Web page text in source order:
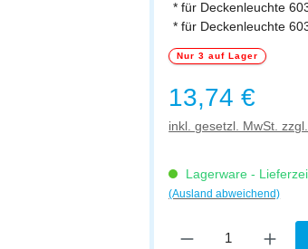
* für Deckenleuchte
* für Deckenleuchte
Nur 3 auf Lager
Regulärer Preis:
13,74 €
inkl. gesetzl. MwSt.
Lagerware -
(Ausland abweichend)